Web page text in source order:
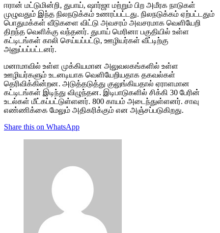
ஈரான் மட்டுமின்றி, துபாய், ஷார்ஜா மற்றும் பிற அமீரக நாடுகள்
முழுவதும் இந்த நிலநடுக்கம் உணரப்பட்டது. நிலநடுக்கம் ஏற்பட்டதும்
பொதுமக்கள் வீடுகளை விட்டு அவசரம் அவசரமாக வெளியேறி
திறந்த வெளிக்கு வந்தனர். துபாய் மெரினா பகுதியில் உள்ள
கட்டிடங்கள் காலி செய்யப்பட்டு, ஊழியர்கள் வீட்டிற்கு
அனுப்பப்பட்டனர்.
மனாமாவில் உள்ள முக்கியமான அலுவலகங்களில் உள்ள
ஊழியர்களும் உடனடியாக வெளியேறியதாக தகவல்கள்
தெரிவிக்கின்றன. அடுத்தடுத்து குலுங்கியதால் ஏராளமான
கட்டிடங்கள் இடிந்து விழுந்தன. இடிபாடுகளில் சிக்கி 30 பேரின்
உடல்கள் மீட்கப்பட்டுள்ளனர். 800 காயம் அடைந்துள்ளனர். சாவு
எண்ணிக்கை மேலும் அதிகரிக்கும் என அஞ்சப்படுகிறது.
Share this on WhatsApp